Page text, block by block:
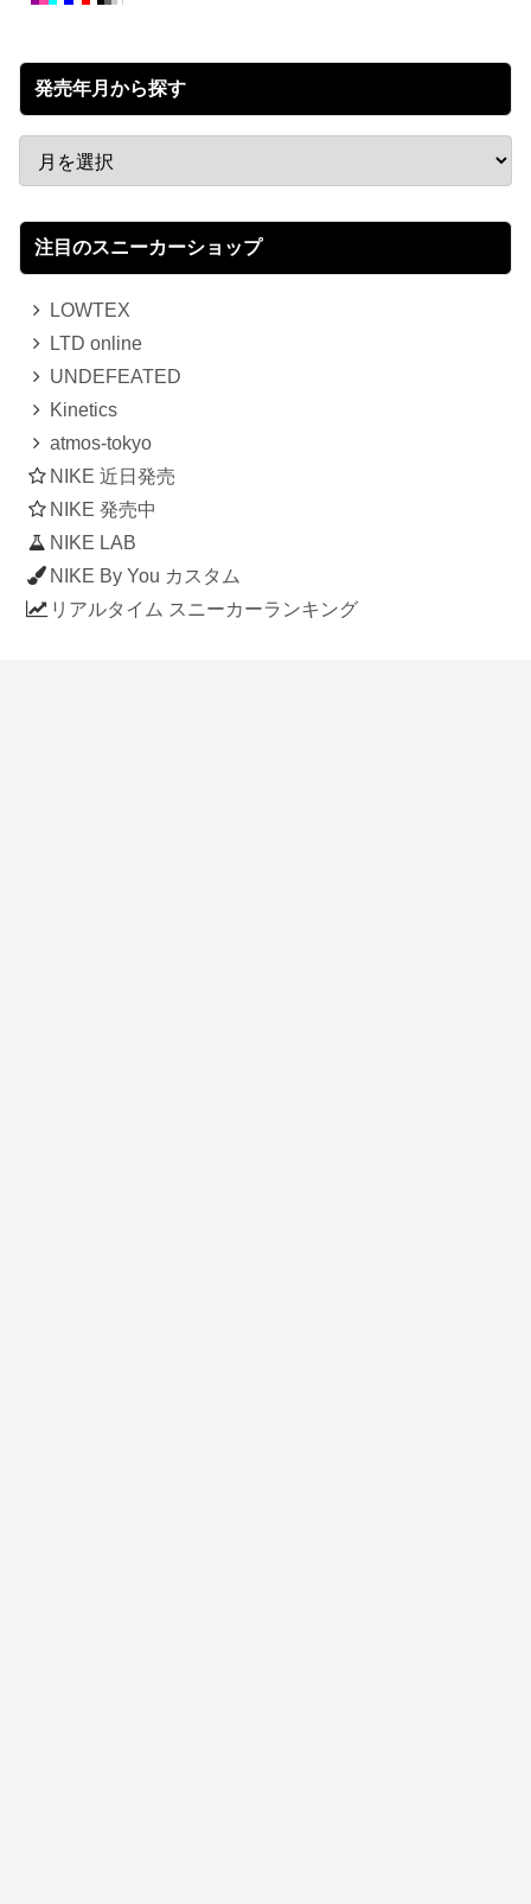
発売年月から探す
注目のスニーカーショップ
LOWTEX
LTD online
UNDEFEATED
Kinetics
atmos-tokyo
NIKE 近日発売
NIKE 発売中
NIKE LAB
NIKE By You カスタム
リアルタイム スニーカーランキング